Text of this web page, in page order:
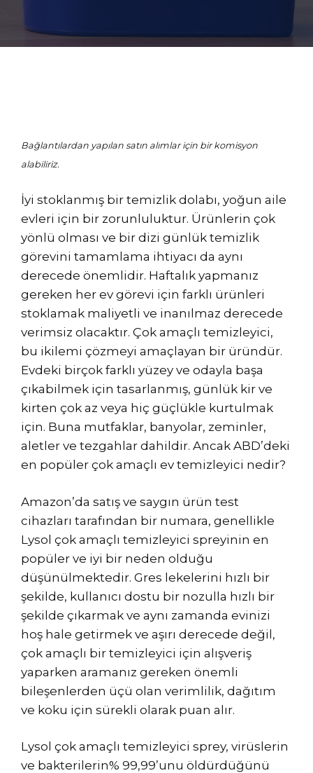
Bağlantılardan yapılan satın alımlar için bir komisyon
alabiliriz.
İyi stoklanmış bir temizlik dolabı, yoğun aile
evleri için bir zorunluluktur. Ürünlerin çok
yönlü olması ve bir dizi günlük temizlik
görevini tamamlama ihtiyacı da aynı
derecede önemlidir. Haftalık yapmanız
gereken her ev görevi için farklı ürünleri
stoklamak maliyetli ve inanılmaz derecede
verimsiz olacaktır. Çok amaçlı temizleyici,
bu ikilemi çözmeyi amaçlayan bir üründür.
Evdeki birçok farklı yüzey ve odayla başa
çıkabilmek için tasarlanmış, günlük kir ve
kirten çok az veya hiç güçlükle kurtulmak
için. Buna mutfaklar, banyolar, zeminler,
aletler ve tezgahlar dahildir. Ancak ABD’deki
en popüler çok amaçlı ev temizleyici nedir?
Amazon’da satış ve saygın ürün test
cihazları tarafından bir numara, genellikle
Lysol çok amaçlı temizleyici spreyinin en
popüler ve iyi bir neden olduğu
düşünülmektedir. Gres lekelerini hızlı bir
şekilde, kullanıcı dostu bir nozulla hızlı bir
şekilde çıkarmak ve aynı zamanda evinizi
hoş hale getirmek ve aşırı derecede değil,
çok amaçlı bir temizleyici için alışveriş
yaparken aramanız gereken önemli
bileşenlerden üçü olan verimlilik, dağıtım
ve koku için sürekli olarak puan alır.
Lysol çok amaçlı temizleyici sprey, virüslerin
ve bakterilerin% 99,99’unu öldürdüğünü